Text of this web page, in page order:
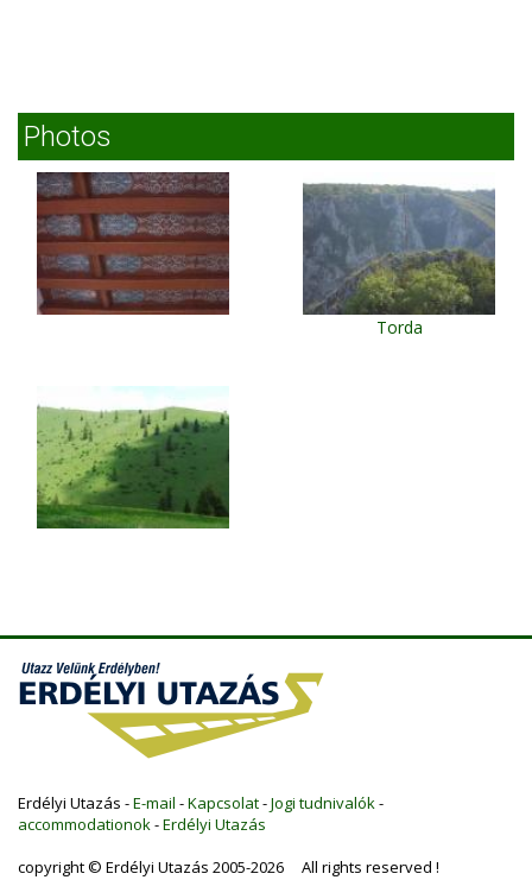
Photos
Torda
Erdélyi Utazás -E-mail -Kapcsolat-Jogi tudnivalók-
accommodationok-Erdélyi Utazás
copyright © Erdélyi Utazás 2005-2026 All rights reserved !